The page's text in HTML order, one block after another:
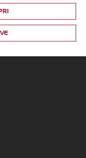
učnih mest